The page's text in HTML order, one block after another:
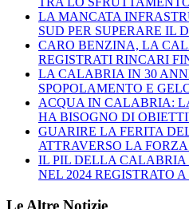
LA MANCATA
SUD PER SUPERARE IL
CARO BENZINA, LA
REGISTRATI RINCARI
LA CALABRIA IN 30
SPOPOLAMENTO E
ACQUA IN CALABRIA:
HA BISOGNO DI
GUARIRE LA FERITA
ATTRAVERSO LA
IL PIL DELLA CALABRIA
NEL 2024 REGISTRATO
Le Altre Notizie